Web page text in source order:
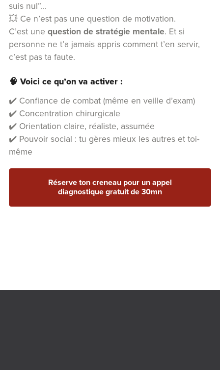
suis nul”...
💥 Ce n’est pas une question de motivation.
C’est une question de stratégie mentale. Et si
personne ne t’a jamais appris comment t’en servir,
c’est pas ta faute.
🧠 Voici ce qu’on va activer :
✔️ Confiance de combat (même en veille d’exam)
✔️ Concentration chirurgicale
✔️ Orientation claire, réaliste, assumée
✔️ Pouvoir social : tu gères mieux les autres et toi-
même
Réserve ton creneau pour un appel
diagnostique gratuit de 30mn